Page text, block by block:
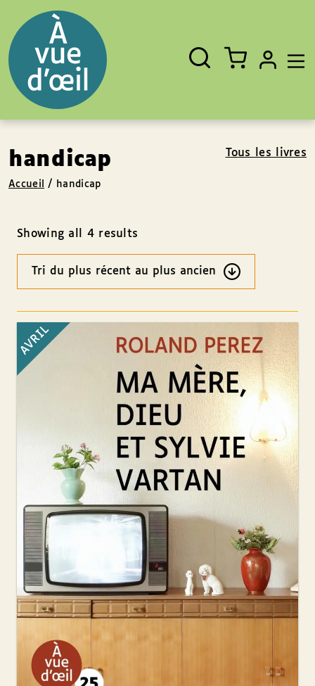
Fermer
Rechercher
un
livre,
un
auteur,
un
EAN
handicap Tous les livres
Accueil / handicap
Showing all 4 results
Ordre
AVRIL